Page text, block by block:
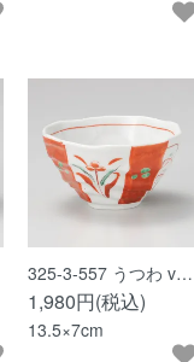
325-3-557 うつわ v…
1,980円(税込)
13.5×7cm